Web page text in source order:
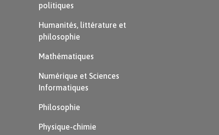
politiques
Humanités, littérature et
philosophie
Mathématiques
Numérique et Sciences
Informatiques
Philosophie
Physique-chimie